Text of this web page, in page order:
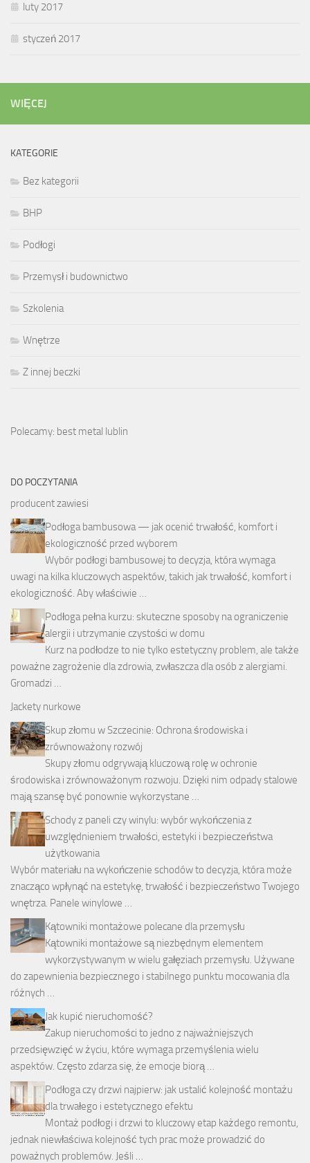
luty 2017
styczeń 2017
WIĘCEJ
KATEGORIE
Bez kategorii
BHP
Podłogi
Przemysł i budownictwo
Szkolenia
Wnętrze
Z innej beczki
Polecamy: best metal lublin
DO POCZYTANIA
producent zawiesi
Podłoga bambusowa — jak ocenić trwałość, komfort i
ekologiczność przed wyborem
Wybór podłogi bambusowej to decyzja, która wymaga
uwagi na kilka kluczowych aspektów, takich jak trwałość, komfort i
ekologiczność. Aby właściwie …
Podłoga pełna kurzu: skuteczne sposoby na ograniczenie
alergii i utrzymanie czystości w domu
Kurz na podłodze to nie tylko estetyczny problem, ale także
poważne zagrożenie dla zdrowia, zwłaszcza dla osób z alergiami.
Gromadzi …
Jackety nurkowe
Skup złomu w Szczecinie: Ochrona środowiska i
zrównoważony rozwój
Skupy złomu odgrywają kluczową rolę w ochronie
środowiska i zrównoważonym rozwoju. Dzięki nim odpady stalowe
mają szansę być ponownie wykorzystane …
Schody z paneli czy winylu: wybór wykończenia z
uwzględnieniem trwałości, estetyki i bezpieczeństwa
użytkowania
Wybór materiału na wykończenie schodów to decyzja, która może
znacząco wpłynąć na estetykę, trwałość i bezpieczeństwo Twojego
wnętrza. Panele winylowe …
Kątowniki montażowe polecane dla przemysłu
Kątowniki montażowe są niezbędnym elementem
wykorzystywanym w wielu gałęziach przemysłu. Używane
do zapewnienia bezpiecznego i stabilnego punktu mocowania dla
różnych …
Jak kupić nieruchomość?
Zakup nieruchomości to jedno z najważniejszych
przedsięwzięć w życiu, które wymaga przemyślenia wielu
aspektów. Często zdarza się, że emocje biorą …
Podłoga czy drzwi najpierw: jak ustalić kolejność montażu
dla trwałego i estetycznego efektu
Montaż podłogi i drzwi to kluczowy etap każdego remontu,
jednak niewłaściwa kolejność tych prac może prowadzić do
poważnych problemów. Jeśli …